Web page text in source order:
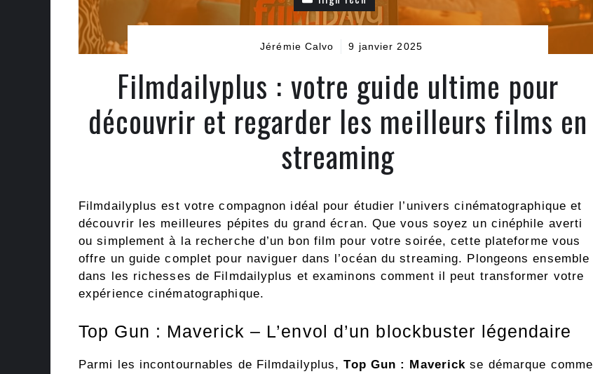
Jérémie Calvo 9 janvier 2025
Filmdailyplus : votre guide ultime pour
découvrir et regarder les meilleurs films en
streaming
Filmdailyplus est votre compagnon idéal pour étudier l’univers cinématographique et
découvrir les meilleures pépites du grand écran. Que vous soyez un cinéphile averti
ou simplement à la recherche d’un bon film pour votre soirée, cette plateforme vous
offre un guide complet pour naviguer dans l’océan du streaming. Plongeons ensemble
dans les richesses de Filmdailyplus et examinons comment il peut transformer votre
expérience cinématographique.
Top Gun : Maverick – L’envol d’un blockbuster légendaire
Parmi les incontournables de Filmdailyplus,Top Gun : Maverick se démarque comme